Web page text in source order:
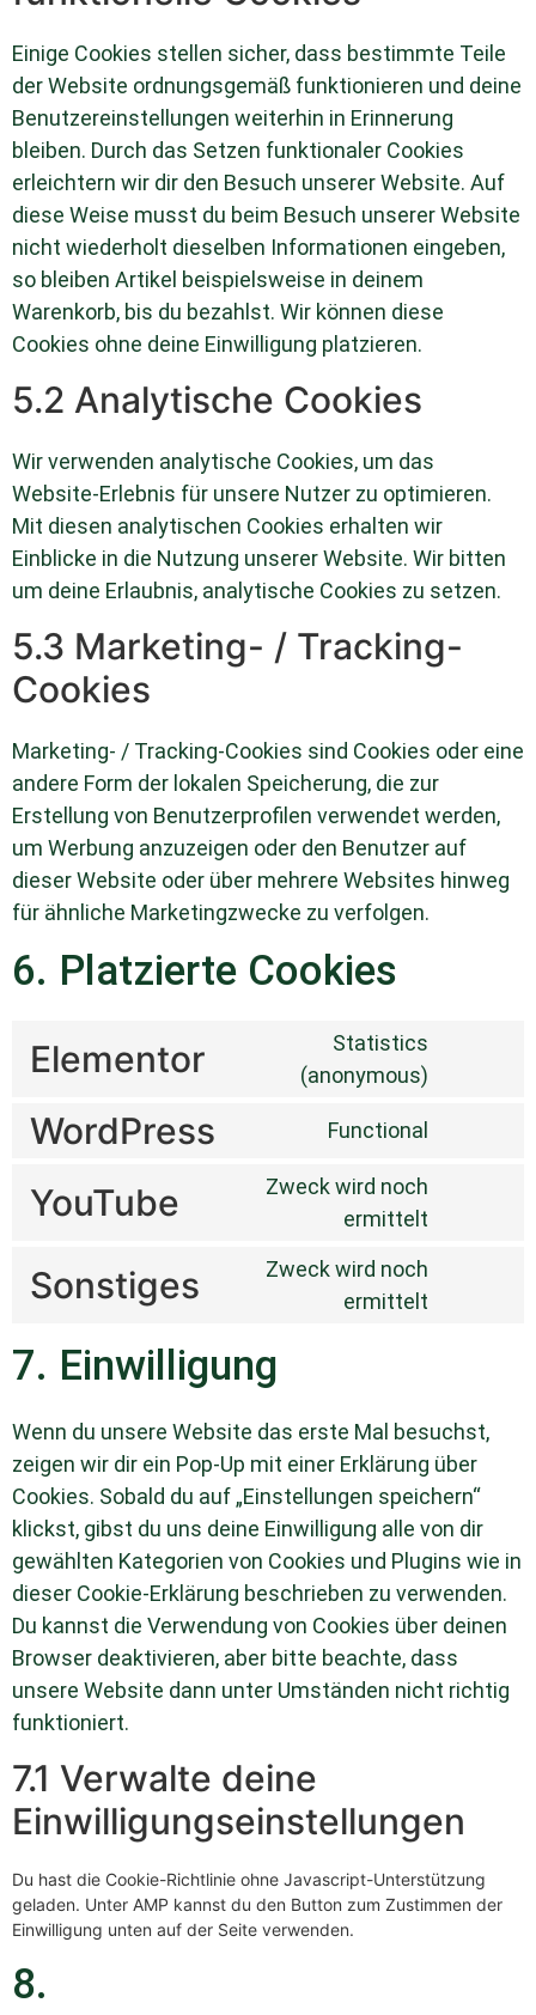
Einige Cookies stellen sicher, dass bestimmte Teile
der Website ordnungsgemäß funktionieren und deine
Benutzereinstellungen weiterhin in Erinnerung
bleiben. Durch das Setzen funktionaler Cookies
erleichtern wir dir den Besuch unserer Website. Auf
diese Weise musst du beim Besuch unserer Website
nicht wiederholt dieselben Informationen eingeben,
so bleiben Artikel beispielsweise in deinem
Warenkorb, bis du bezahlst. Wir können diese
Cookies ohne deine Einwilligung platzieren.
5.2 Analytische Cookies
Wir verwenden analytische Cookies, um das
Website-Erlebnis für unsere Nutzer zu optimieren.
Mit diesen analytischen Cookies erhalten wir
Einblicke in die Nutzung unserer Website. Wir bitten
um deine Erlaubnis, analytische Cookies zu setzen.
5.3 Marketing- / Tracking-
Cookies
Marketing- / Tracking-Cookies sind Cookies oder eine
andere Form der lokalen Speicherung, die zur
Erstellung von Benutzerprofilen verwendet werden,
um Werbung anzuzeigen oder den Benutzer auf
dieser Website oder über mehrere Websites hinweg
für ähnliche Marketingzwecke zu verfolgen.
6. Platzierte Cookies
Elementor
Statistics
(anonymous)
WordPress Functional
YouTube
Zweck wird noch
ermittelt
Sonstiges
Zweck wird noch
ermittelt
7. Einwilligung
Wenn du unsere Website das erste Mal besuchst,
zeigen wir dir ein Pop-Up mit einer Erklärung über
Cookies. Sobald du auf „Einstellungen speichern“
klickst, gibst du uns deine Einwilligung alle von dir
gewählten Kategorien von Cookies und Plugins wie in
dieser Cookie-Erklärung beschrieben zu verwenden.
Du kannst die Verwendung von Cookies über deinen
Browser deaktivieren, aber bitte beachte, dass
unsere Website dann unter Umständen nicht richtig
funktioniert.
7.1 Verwalte deine
Einwilligungseinstellungen
Du hast die Cookie-Richtlinie ohne Javascript-Unterstützung
geladen. Unter AMP kannst du den Button zum Zustimmen der
Einwilligung unten auf der Seite verwenden.
8.